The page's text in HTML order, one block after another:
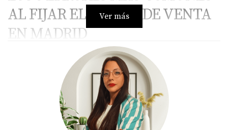
AL FIJAR EL PRECIO DE VENTA
EN MADRID
Error 1: Ignorar el mercado local
Uno de los errores más frecuentes es no prestar atención
al mercado local. Cada barrio en Madrid tiene sus
propias características y tendencias. Si decides fijar un
precio sin investigar lo que se ha vendido recientemente
Ver más